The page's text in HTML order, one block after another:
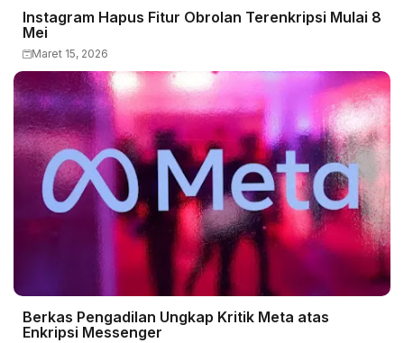
Instagram Hapus Fitur Obrolan Terenkripsi Mulai 8
Mei
Maret 15, 2026
Berkas Pengadilan Ungkap Kritik Meta atas
Enkripsi Messenger